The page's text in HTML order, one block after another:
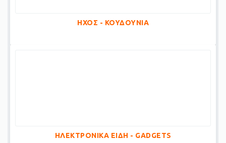
ΗΧΟΣ - ΚΟΥΔΟΥΝΙΑ
ΗΛΕΚΤΡΟΝΙΚΑ ΕΙΔΗ - GADGETS